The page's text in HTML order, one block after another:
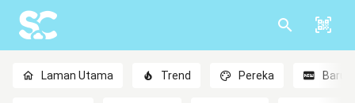
Laman Utama Trend Pereka Baru